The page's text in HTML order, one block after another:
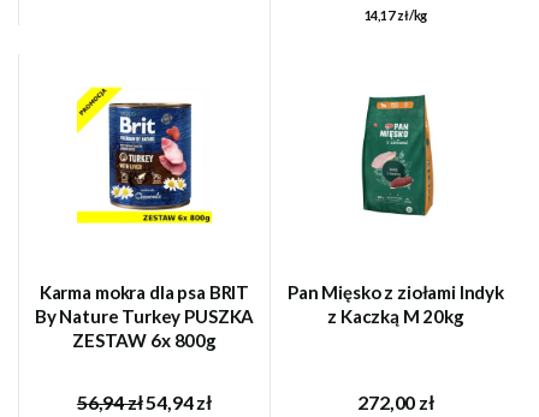
14,17 zł/kg
Karma mokra dla psa BRIT
By Nature Turkey PUSZKA
ZESTAW 6x 800g
56,94 zł54,94 zł
Pan Mięsko z ziołami Indyk
z Kaczką M 20kg
272,00 zł